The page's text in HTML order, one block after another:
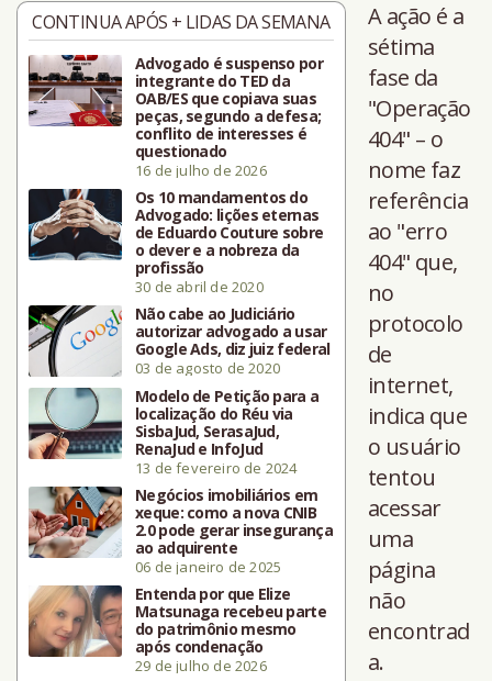
CONTINUA APÓS + LIDAS DA SEMANA
Advogado é suspenso por
integrante do TED da
OAB/ES que copiava suas
peças, segundo a defesa;
conflito de interesses é
questionado
16 de julho de 2026
Os 10 mandamentos do
Advogado: lições eternas
de Eduardo Couture sobre
o dever e a nobreza da
profissão
30 de abril de 2020
Não cabe ao Judiciário
autorizar advogado a usar
Google Ads, diz juiz federal
03 de agosto de 2020
Modelo de Petição para a
localização do Réu via
SisbaJud, SerasaJud,
RenaJud e InfoJud
13 de fevereiro de 2024
Negócios imobiliários em
xeque: como a nova CNIB
2.0 pode gerar insegurança
ao adquirente
06 de janeiro de 2025
Entenda por que Elize
Matsunaga recebeu parte
do patrimônio mesmo
após condenação
29 de julho de 2026
A ação é a
sétima
fase da
"Operação
404" – o
nome faz
referência
ao "erro
404" que,
no
protocolo
de
internet,
indica que
o usuário
tentou
acessar
uma
página
não
encontrad
a.